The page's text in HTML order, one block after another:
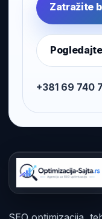
Zatražite
+381 69 740